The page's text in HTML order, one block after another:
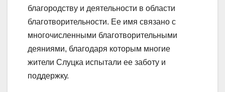
благородству и деятельности в области
благотворительности. Ее имя связано с
многочисленными благотворительными
деяниями, благодаря которым многие
жители Слуцка испытали ее заботу и
поддержку.